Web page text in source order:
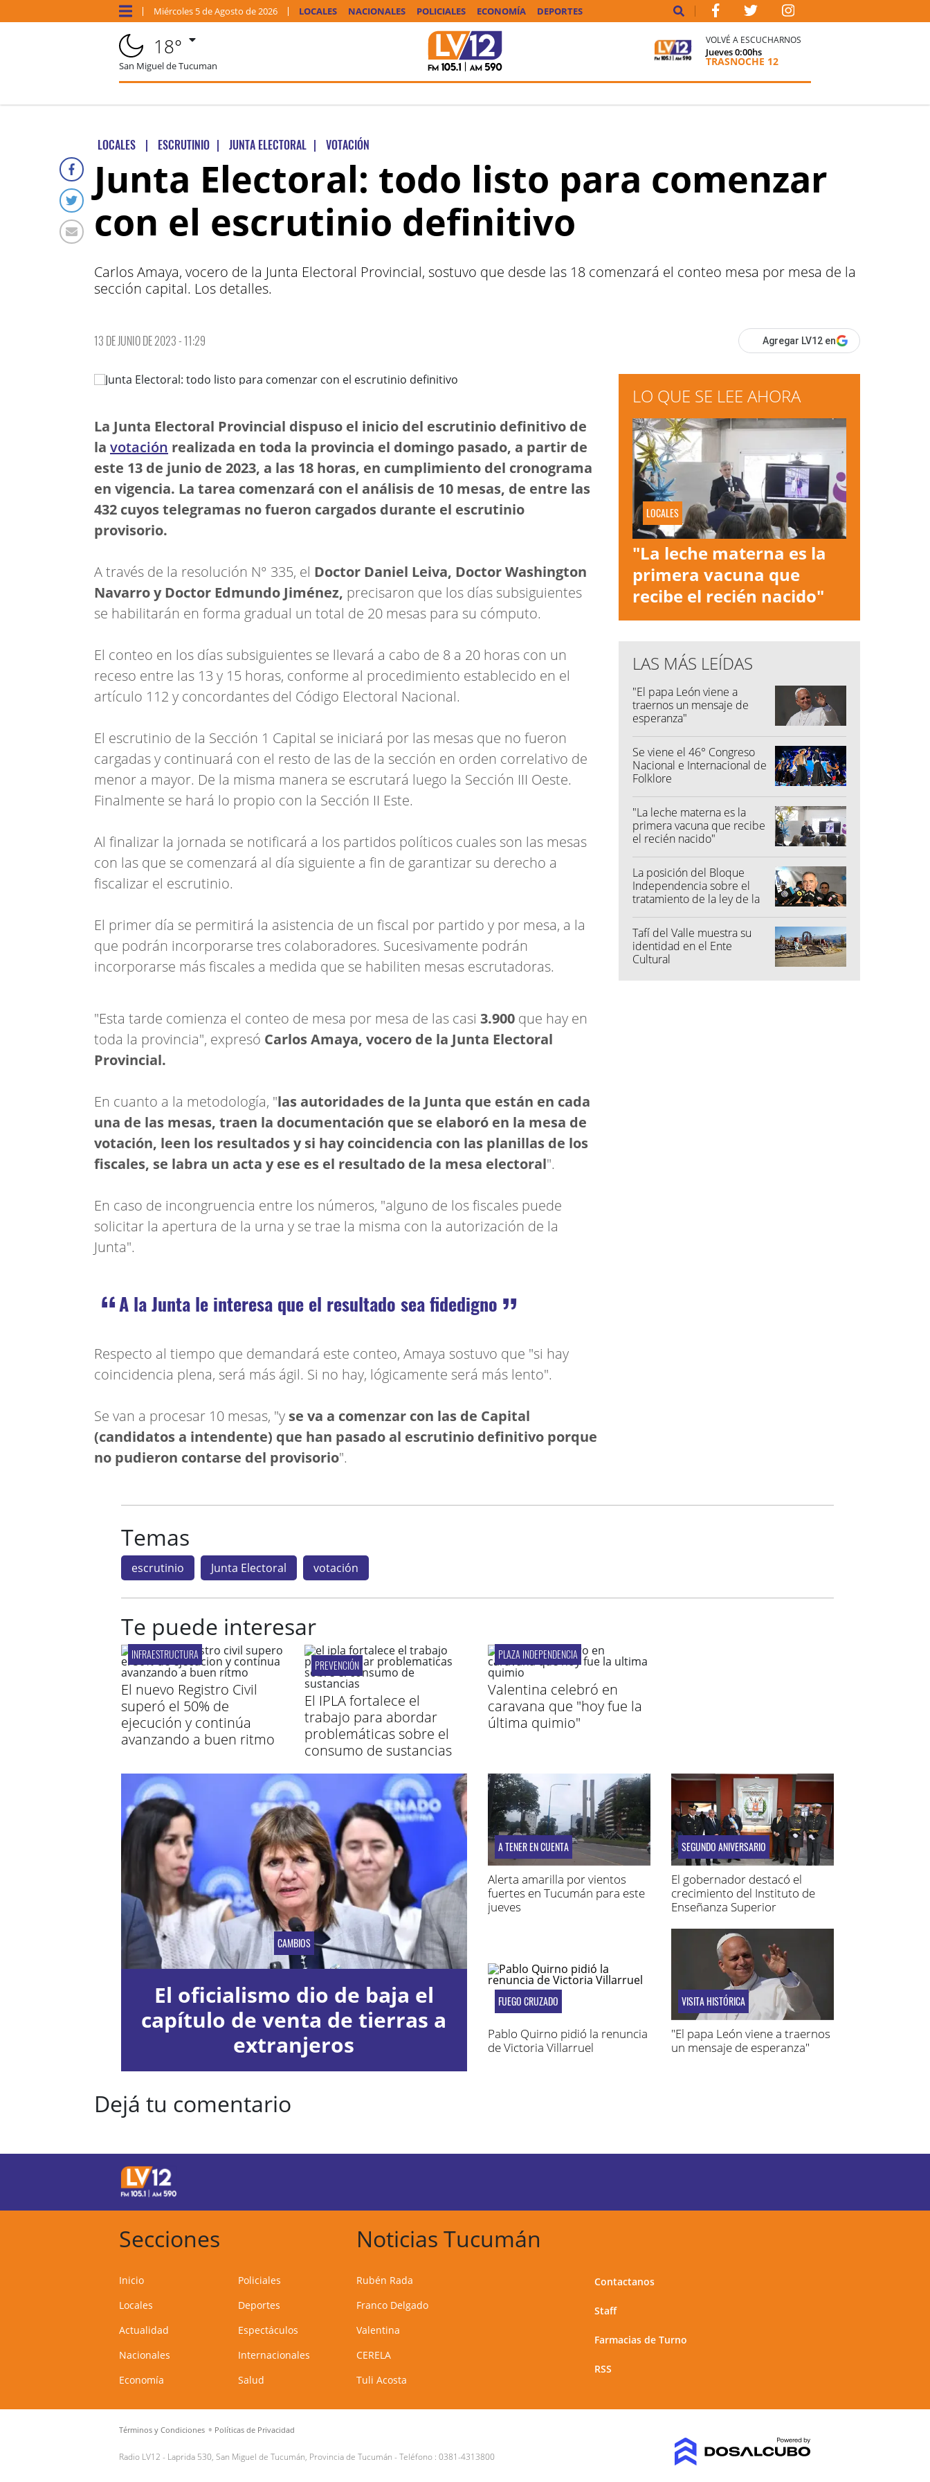
Miércoles 5 deAgosto de 2026 LOCALES NACIONALES POLICIALES ECONOMÍA DEPORTES
18°
San Miguel de Tucuman
VOLVÉ A ESCUCHARNOS
Jueves0:00hs
TRASNOCHE 12
LOCALES | ESCRUTINIO | JUNTA ELECTORAL | VOTACIÓN
Junta Electoral: todo listo para comenzar
con el escrutinio definitivo
Carlos Amaya, vocero de la Junta Electoral Provincial, sostuvo que desde las 18 comenzará el conteo mesa por mesa de la
sección capital. Los detalles.
13 DE JUNIO DE 2023 - 11:29 Agregar LV12 en
La Junta Electoral Provincial dispuso el inicio del escrutinio definitivo de
la votación realizada en toda la provincia el domingo pasado, a partir de
este 13 de junio de 2023, a las 18 horas, en cumplimiento del cronograma
en vigencia. La tarea comenzará con el análisis de 10 mesas, de entre las
432 cuyos telegramas no fueron cargados durante el escrutinio
provisorio.
A través de la resolución N° 335, el Doctor Daniel Leiva, Doctor Washington
Navarro y Doctor Edmundo Jiménez, precisaron que los días subsiguientes
se habilitarán en forma gradual un total de 20 mesas para su cómputo.
El conteo en los días subsiguientes se llevará a cabo de 8 a 20 horas con un
receso entre las 13 y 15 horas, conforme al procedimiento establecido en el
artículo 112 y concordantes del Código Electoral Nacional.
El escrutinio de la Sección 1 Capital se iniciará por las mesas que no fueron
cargadas y continuará con el resto de las de la sección en orden correlativo de
menor a mayor. De la misma manera se escrutará luego la Sección III Oeste.
Finalmente se hará lo propio con la Sección II Este.
Al finalizar la jornada se notificará a los partidos políticos cuales son las mesas
con las que se comenzará al día siguiente a fin de garantizar su derecho a
fiscalizar el escrutinio.
El primer día se permitirá la asistencia de un fiscal por partido y por mesa, a la
que podrán incorporarse tres colaboradores. Sucesivamente podrán
incorporarse más fiscales a medida que se habiliten mesas escrutadoras.
"Esta tarde comienza el conteo de mesa por mesa de las casi 3.900 que hay en
toda la provincia", expresó Carlos Amaya, vocero de la Junta Electoral
Provincial.
En cuanto a la metodología, "las autoridades de la Junta que están en cada
una de las mesas, traen la documentación que se elaboró en la mesa de
votación, leen los resultados y si hay coincidencia con las planillas de los
fiscales, se labra un acta y ese es el resultado de la mesa electoral".
En caso de incongruencia entre los números, "alguno de los fiscales puede
solicitar la apertura de la urna y se trae la misma con la autorización de la
Junta".
A la Junta le interesa que el resultado sea fidedigno
Respecto al tiempo que demandará este conteo, Amaya sostuvo que "si hay
coincidencia plena, será más ágil. Si no hay, lógicamente será más lento".
Se van a procesar 10 mesas, "y se va a comenzar con las de Capital
(candidatos a intendente) que han pasado al escrutinio definitivo porque
no pudieron contarse del provisorio".
LO QUE SE LEE AHORA
LOCALES
"La leche materna es la
primera vacuna que
recibe el recién nacido"
LAS MÁS LEÍDAS
"El papa León viene a
traernos un mensaje de
esperanza"
Se viene el 46° Congreso
Nacional e Internacional de
Folklore
"La leche materna es la
primera vacuna que recibe
el recién nacido"
La posición del Bloque
Independencia sobre el
tratamiento de la ley de la
Tafí del Valle muestra su
identidad en el Ente
Cultural
Temas
escrutinio Junta Electoral votación
Te puede interesar
INFRAESTRUCTURA
El nuevo Registro Civil
superó el 50% de
ejecución y continúa
avanzando a buen ritmo
PREVENCIÓN
El IPLA fortalece el
trabajo para abordar
problemáticas sobre el
consumo de sustancias
PLAZA INDEPENDENCIA
Valentina celebró en
caravana que "hoy fue la
última quimio"
CAMBIOS
El oficialismo dio de baja el
capítulo de venta de tierras a
extranjeros
A TENER EN CUENTA
Alerta amarilla por vientos
fuertes en Tucumán para este
jueves
SEGUNDO ANIVERSARIO
El gobernador destacó el
crecimiento del Instituto de
Enseñanza Superior
FUEGO CRUZADO
Pablo Quirno pidió la renuncia
de Victoria Villarruel
VISITA HISTÓRICA
"El papa León viene a traernos
un mensaje de esperanza"
Dejá tu comentario
Secciones
Inicio
Locales
Actualidad
Nacionales
Economía
Policiales
Deportes
Espectáculos
Internacionales
Salud
Noticias Tucumán
Rubén Rada
Franco Delgado
Valentina
CERELA
Tuli Acosta
Contactanos
Staff
Farmacias de Turno
RSS
Términos y Condiciones Políticas de Privacidad
Radio LV12 - Laprida 530, San Miguel de Tucumán, Provincia de Tucumán - Teléfono : 0381-4313800